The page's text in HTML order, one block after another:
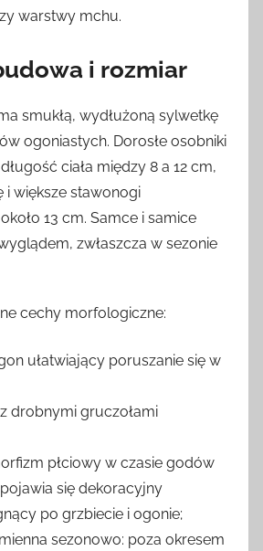
warstwy mchu.
i rozmiar
smukłą, wydłużoną sylwetkę
ogoniastych. Dorosłe osobniki
ciała między 8 a 12 cm,
i większe stawonogi
13 cm. Samce i samice
zwłaszcza w sezonie
cechy morfologiczne:
ułatwiający poruszanie się w
drobnymi gruczołami
płciowy w czasie godów
się dekoracyjny
po grzbiecie i ogonie;
sezonowo: poza okresem